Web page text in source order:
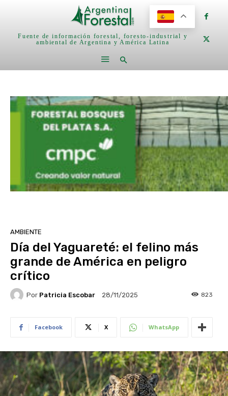
Fuente de información forestal, foresto-industrial y
ambiental de Argentina y América Latina
AMBIENTE
Día del Yaguareté: el felino más
grande de América en peligro
crítico
Por Patricia Escobar 28/11/2025 823
Facebook X WhatsApp